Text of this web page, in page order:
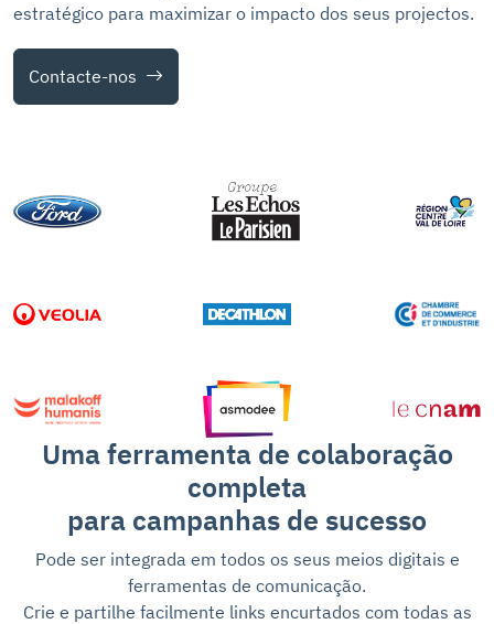
estratégico para maximizar o impacto dos seus projectos.
Contacte-nos
Uma ferramenta de colaboração
completa
para campanhas de sucesso
Pode ser integrada em todos os seus meios digitais e
ferramentas de comunicação.
Crie e partilhe facilmente links encurtados com todas as